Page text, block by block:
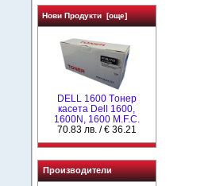
Нови Продукти [още]
DELL 1600 Tонер
касета Dell 1600,
1600N, 1600 M.F.C.
70.83 лв. / € 36.21
Производители